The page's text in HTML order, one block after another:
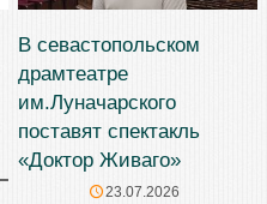
В севастопольском
драмтеатре
им.Луначарского
поставят спектакль
«Доктор Живаго»
23.07.2026